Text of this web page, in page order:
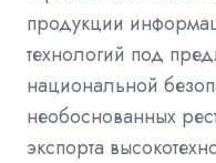
продукции
технологий под
национальной
необоснованных
экспорта